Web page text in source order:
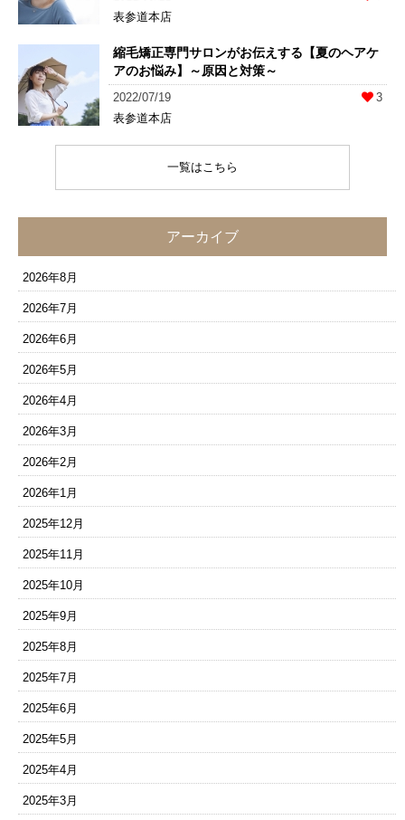
表参道本店
縮毛矯正専門サロンがお伝えする【夏のヘアケ
アのお悩み】～原因と対策～
2022/07/19
3
表参道本店
一覧はこちら
アーカイブ
2026年8月
2026年7月
2026年6月
2026年5月
2026年4月
2026年3月
2026年2月
2026年1月
2025年12月
2025年11月
2025年10月
2025年9月
2025年8月
2025年7月
2025年6月
2025年5月
2025年4月
2025年3月